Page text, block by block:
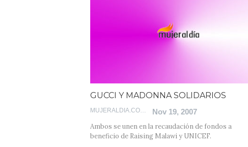
GUCCI Y MADONNA SOLIDARIOS
MUJERALDIA.COM
Nov 19, 2007
Ambos se unen en la recaudación de fondos a
beneficio de Raising Malawi y UNICEF.